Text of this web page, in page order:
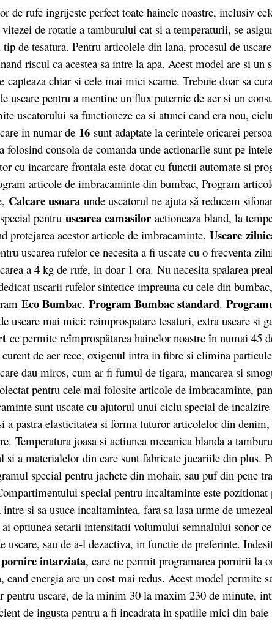
de rufe ingrijeste perfect toate hainele noastre, inclusiv
de rotatie a tamburului cat si a temperaturii, se
tip de tesatura. Pentru articolele din lana, procesul de
riscul ca acestea sa intre la apa. Acest model are si un
capteaza chiar si cele mai mici scame. Trebuie doar sa
uscare pentru a mentine un flux puternic de aer si un
uscatorului sa functioneze ca si atunci cand era nou,
in numar de 16 sunt adaptate la cerintele oricarei
folosind consola de comanda unde actionarile sunt pe
cu incarcare frontala este dotat cu functii automate si
articole de imbracaminte din bumbac, Program
Calcare usoara unde uscatorul ne ajuta să reducem
pentru uscarea camasilor actioneaza bland, la
protejarea acestor articole de imbracaminte. Uscare
uscarea rufelor ce necesita a fi uscate cu o frecventa
a 4 kg de rufe, in doar 1 ora. Nu necesita spalarea
uscarii rufelor sintetice impreuna cu cele din
Eco Bumbac. Program Bumbac standard.
uscare mai mici: reimprospatare tesaturi, extra uscare si
ce permite reîmprospătarea hainelor noastre în numai 45
de aer rece, oxigenul intra in fibre si elimina
dau miros, cum ar fi fumul de tigara, mancarea si
pentru cele mai folosite articole de imbracaminte,
sunt uscate cu ajutorul unui ciclu special de
a pastra elasticitatea si forma tuturor articolelor din
Temperatura joasa si actiunea mecanica blanda a
si a materialelor din care sunt fabricate jucariile din plus.
special pentru jachete din mohair, sau puf din pene
special pentru incaltaminte este pozitionat
si sa usuce incaltamintea, fara sa lasa urme de
ai optiunea setarii intensitatii volumului semnalului sonor
uscare, sau de a-l dezactiva, in functie de preferinte.
pornire intarziata, care ne permit programarea pornirii la
cand energia are un cost mai redus. Acest model permite
pentru uscare, de la minim 30 la maxim 230 de minute,
de ingusta pentru a fi incadrata in spatiile mici din baie